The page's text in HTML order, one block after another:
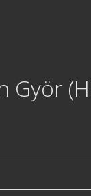
Györ